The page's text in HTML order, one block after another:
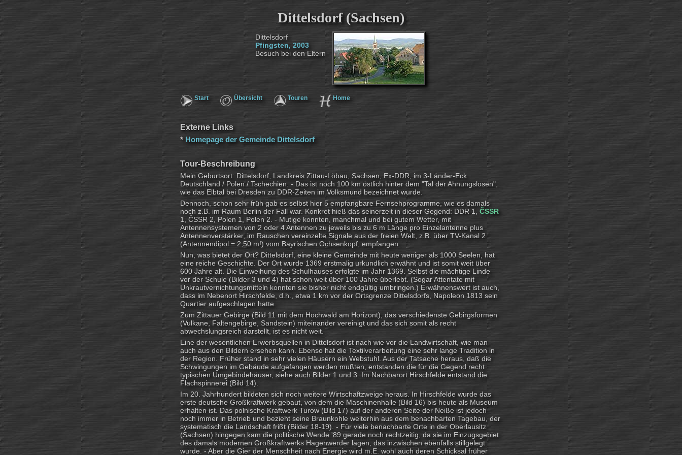
Dittelsdorf (Sachsen)
Dittelsdorf
Pfingsten, 2003
Besuch bei den Eltern
Start Übersicht Touren Home
Externe Links
* Homepage der Gemeinde Dittelsdorf
Tour-Beschreibung
Mein Geburtsort: Dittelsdorf, Landkreis Zittau-Löbau, Sachsen, Ex-DDR, im 3-Länder-Eck
Deutschland / Polen / Tschechien. - Das ist noch 100 km östlich hinter dem "Tal der Ahnungslosen",
wie das Elbtal bei Dresden zu DDR-Zeiten im Volksmund bezeichnet wurde.
Dennoch, schon sehr früh gab es selbst hier 5 empfangbare Fernsehprogramme, wie es damals
noch z.B. im Raum Berlin der Fall war. Konkret hieß das seinerzeit in dieser Gegend: DDR 1, ČSSR
1, ČSSR 2, Polen 1, Polen 2. - Mutige konnten, manchmal und bei gutem Wetter, mit
Antennensystemen von 2 oder 4 Antennen zu jeweils bis zu 6 m Länge pro Einzelantenne plus
Antennenverstärker, im Rauschen vereinzelte Signale aus der freien Welt, z.B. über TV-Kanal 2
(Antennendipol = 2,50 m!) vom Bayrischen Ochsenkopf, empfangen.
Nun, was bietet der Ort? Dittelsdorf, eine kleine Gemeinde mit heute weniger als 1000 Seelen, hat
eine reiche Geschichte. Der Ort wurde 1369 erstmalig urkundlich erwähnt und ist somit weit über
600 Jahre alt. Die Einweihung des Schulhauses erfolgte im Jahr 1369. Selbst die mächtige Linde
vor der Schule (Bilder 3 und 4) hat schon weit über 100 Jahre überlebt. (Sogar Attentate mit
Unkrautvernichtungsmitteln konnten sie bisher nicht endgültig umbringen.) Erwähnenswert ist auch,
dass im Nebenort Hirschfelde, d.h., etwa 1 km vor der Ortsgrenze Dittelsdorfs, Napoleon 1813 sein
Quartier aufgeschlagen hatte.
Zum Zittauer Gebirge (Bild 11 mit dem Hochwald am Horizont), das verschiedenste Gebirgsformen
(Vulkane, Faltengebirge, Sandstein) miteinander vereinigt und das sich somit als recht
abwechslungsreich darstellt, ist es nicht weit.
Eine der wesentlichen Erwerbsquellen in Dittelsdorf ist nach wie vor die Landwirtschaft, wie man
auch aus den Bildern ersehen kann. Ebenso hat die Textilverarbeitung eine sehr lange Tradition in
der Region. Früher stand in sehr vielen Häusern ein Webstuhl. Aus der Tatsache heraus, daß die
Schwingungen im Gebäude aufgefangen werden mußten, entstanden die für die Gegend recht
typischen Umgebindehäuser, siehe auch Bilder 1 und 3. Im Nachbarort Hirschfelde entstand die
Flachspinnerei (Bild 14).
Im 20. Jahrhundert bildeten sich noch weitere Wirtschaftzweige heraus. In Hirschfelde wurde das
erste deutsche Großkraftwerk gebaut, von dem die Maschinenhalle (Bild 16) bis heute als Museum
erhalten ist. Das polnische Kraftwerk Turow (Bild 17) auf der anderen Seite der Neiße ist jedoch
noch immer in Betrieb und bezieht seine Braunkohle weiterhin aus dem benachbarten Tagebau, der
systematisch die Landschaft frißt (Bilder 18-19). - Für viele benachbarte Orte in der Oberlausitz
(Sachsen) hingegen kam die politische Wende '89 gerade noch rechtzeitig, da sie im Einzugsgebiet
des damals modernen Großkraftwerks Hagenwerder lagen, das inzwischen ebenfalls stillgelegt
wurde. - Aber die Gier der Menschheit nach Energie wird m.E. wohl auch deren Schicksal früher